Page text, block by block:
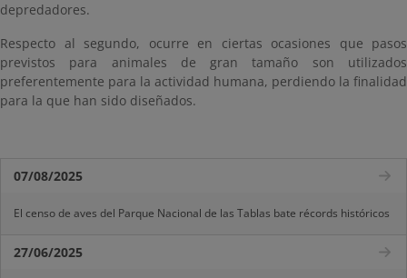
depredadores.
Respecto al segundo, ocurre en ciertas ocasiones que pasos
previstos para animales de gran tamaño son utilizados
preferentemente para la actividad humana, perdiendo la finalidad
para la que han sido diseñados.
07/08/2025
El censo de aves del Parque Nacional de las Tablas bate récords históricos
27/06/2025